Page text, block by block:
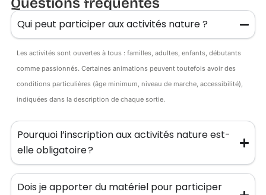
Qui peut participer aux activités nature ?
Les activités sont ouvertes à tous : familles, adultes, enfants, débutants
comme passionnés. Certaines animations peuvent toutefois avoir des
conditions particulières (âge minimum, niveau de marche, accessibilité),
indiquées dans la description de chaque sortie.
Pourquoi l’inscription aux activités nature est-
elle obligatoire ?
Dois je apporter du matériel pour participer